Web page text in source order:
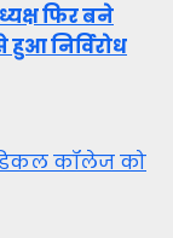
फिर बने
निर्विरोध
कॉलेज को